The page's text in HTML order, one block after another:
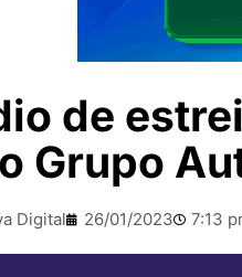
de
Grupo
Digital 26/01/2023 7:13